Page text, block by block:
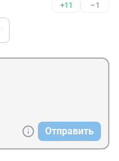
+11 –1
Отправить